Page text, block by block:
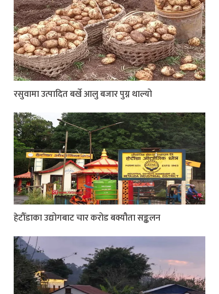
रसुवामा उत्पादित बर्खे आलु बजार पुग्न थाल्यो
हेटौँडाका उद्योगबाट चार करोड बक्यौता सङ्कलन